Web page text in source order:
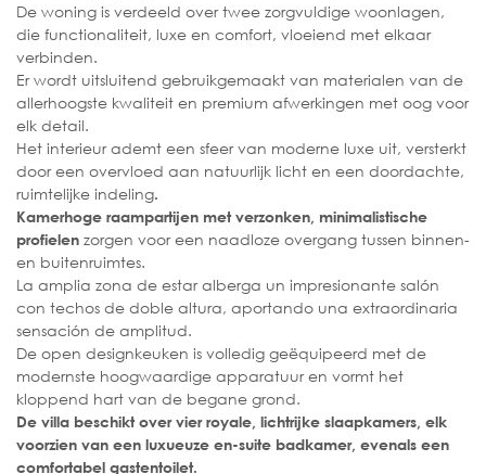
De woning is verdeeld over twee zorgvuldige woonlagen,
die functionaliteit, luxe en comfort, vloeiend met elkaar
verbinden.
Er wordt uitsluitend gebruikgemaakt van materialen van de
allerhoogste kwaliteit en premium afwerkingen met oog voor
elk detail.
Het interieur ademt een sfeer van moderne luxe uit, versterkt
door een overvloed aan natuurlijk licht en een doordachte,
ruimtelijke indeling.
Kamerhoge raampartijen met verzonken, minimalistische
profielen zorgen voor een naadloze overgang tussen binnen-
en buitenruimtes.
La amplia zona de estar alberga un impresionante salón
con techos de doble altura, aportando una extraordinaria
sensación de amplitud.
De open designkeuken is volledig geëquipeerd met de
modernste hoogwaardige apparatuur en vormt het
kloppend hart van de begane grond.
De villa beschikt over vier royale, lichtrijke slaapkamers, elk
voorzien van een luxueuze en-suite badkamer, evenals een
comfortabel gastentoilet.